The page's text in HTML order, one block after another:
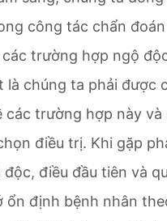
công tác chẩn
các trường hợp ngộ
là chúng ta phải được
các trường hợp này và
điều trị. Khi gặp
độc, điều đầu tiên và
ổn định bệnh nhân